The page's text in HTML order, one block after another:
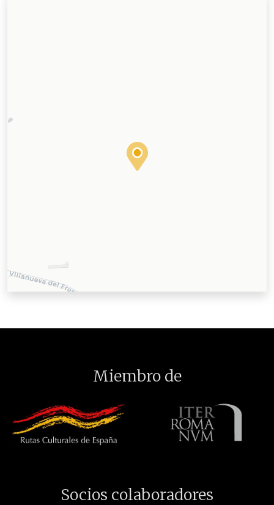
Miembro de
Socios colaboradores